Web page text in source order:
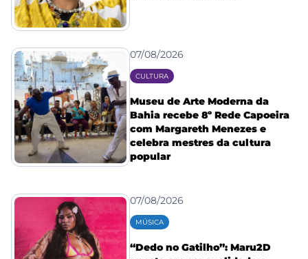
07/08/2026
CULTURA
Museu de Arte Moderna da
Bahia recebe 8º Rede Capoeira
com Margareth Menezes e
celebra mestres da cultura
popular
07/08/2026
MÚSICA
“Dedo no Gatilho”: Maru2D